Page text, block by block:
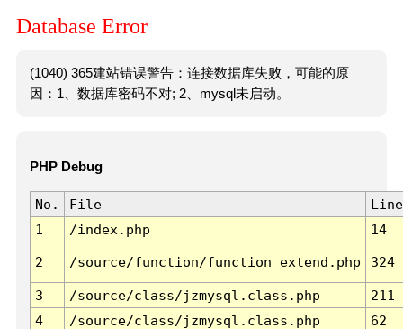
Database Error
(1040) 365建站错误警告：连接数据库失败，可能的原
因：1、数据库密码不对; 2、mysql未启动。
PHP Debug
No. File
Line
1
/index.php 14
2 /source/function/function_extend.php 324
3 /source/class/jzmysql.class.php
211
4
/source/class/jzmysql.class.php
62